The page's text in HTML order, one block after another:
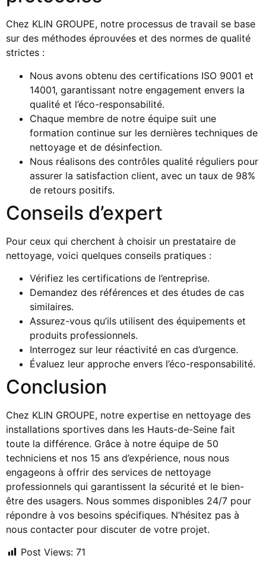
Chez KLIN GROUPE, notre processus de travail se base
sur des méthodes éprouvées et des normes de qualité
strictes :
Nous avons obtenu des certifications ISO 9001 et
14001, garantissant notre engagement envers la
qualité et l’éco-responsabilité.
Chaque membre de notre équipe suit une
formation continue sur les dernières techniques de
nettoyage et de désinfection.
Nous réalisons des contrôles qualité réguliers pour
assurer la satisfaction client, avec un taux de 98%
de retours positifs.
Conseils d’expert
Pour ceux qui cherchent à choisir un prestataire de
nettoyage, voici quelques conseils pratiques :
Vérifiez les certifications de l’entreprise.
Demandez des références et des études de cas
similaires.
Assurez-vous qu’ils utilisent des équipements et
produits professionnels.
Interrogez sur leur réactivité en cas d’urgence.
Évaluez leur approche envers l’éco-responsabilité.
Conclusion
Chez KLIN GROUPE, notre expertise en nettoyage des
installations sportives dans les Hauts-de-Seine fait
toute la différence. Grâce à notre équipe de 50
techniciens et nos 15 ans d’expérience, nous nous
engageons à offrir des services de nettoyage
professionnels qui garantissent la sécurité et le bien-
être des usagers. Nous sommes disponibles 24/7 pour
répondre à vos besoins spécifiques. N’hésitez pas à
nous contacter pour discuter de votre projet.
Post Views: 71